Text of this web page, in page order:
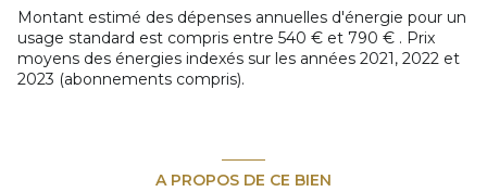
Montant estimé des dépenses annuelles d'énergie pour un
usage standard est compris entre 540 € et 790 € . Prix
moyens des énergies indexés sur les années 2021, 2022 et
2023 (abonnements compris).
A PROPOS DE CE BIEN